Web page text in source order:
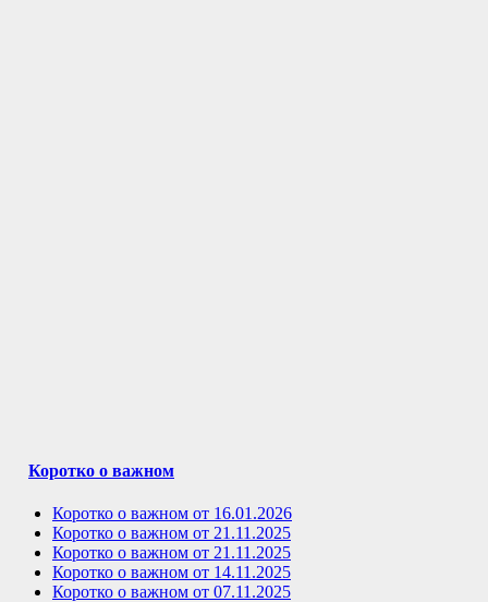
Коротко о важном
Коротко о важном от 16.01.2026
Коротко о важном от 21.11.2025
Коротко о важном от 21.11.2025
Коротко о важном от 14.11.2025
Коротко о важном от 07.11.2025